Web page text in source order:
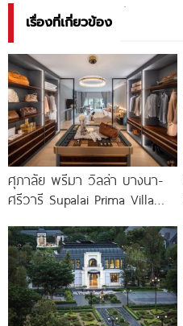
เรื่องที่เกี่ยวข้อง
ศุภาลัย พรีมา วิลล่า บางนา-
ศรีวารี Supalai Prima Villa